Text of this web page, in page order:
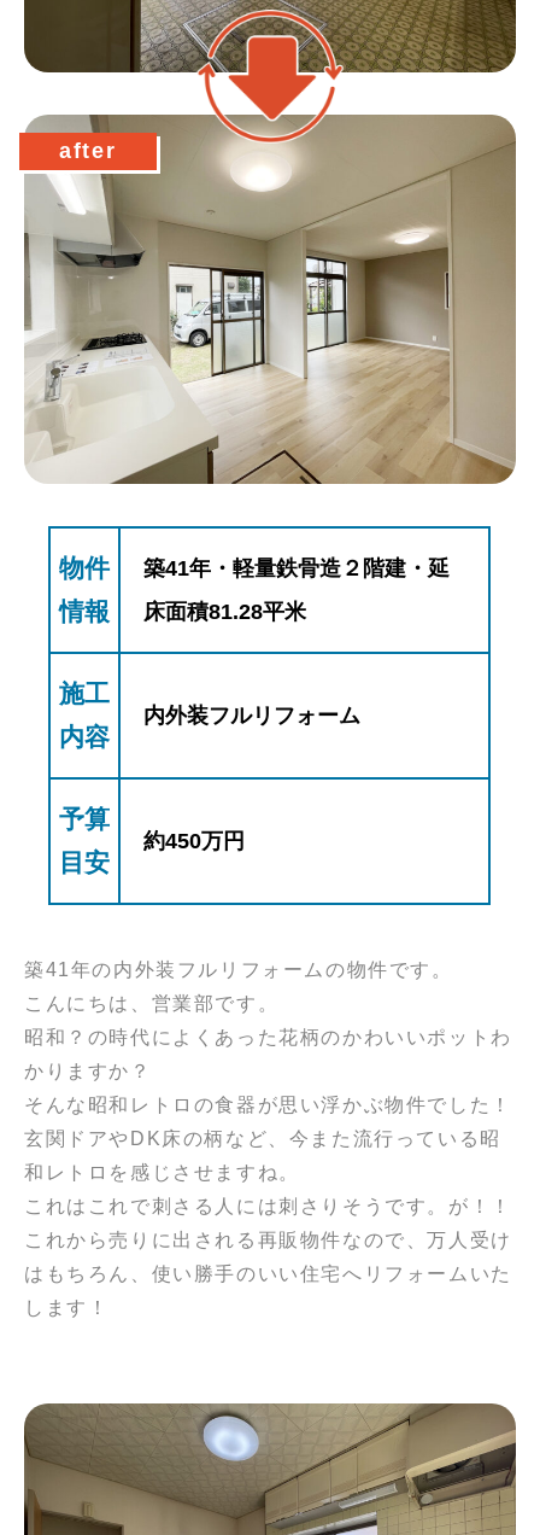
after
物件
情報
築41年・軽量鉄骨造２階建・延
床面積81.28平米
施工
内容
内外装フルリフォーム
予算
目安
約450万円
築41年の内外装フルリフォームの物件です。
こんにちは、営業部です。
昭和？の時代によくあった花柄のかわいいポットわ
かりますか？
そんな昭和レトロの食器が思い浮かぶ物件でした！
玄関ドアやDK床の柄など、今また流行っている昭
和レトロを感じさせますね。
これはこれで刺さる人には刺さりそうです。が！！
これから売りに出される再販物件なので、万人受け
はもちろん、使い勝手のいい住宅へリフォームいた
します！